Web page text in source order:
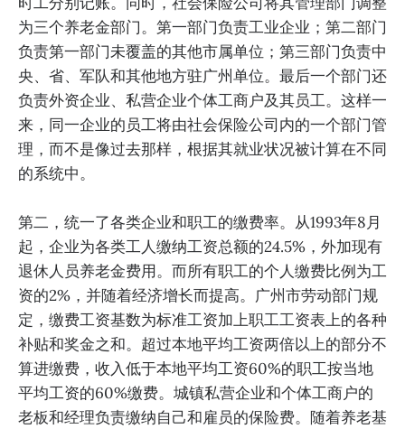
为三个养老金部门。第一部门负责工业企业；第二部门
负责第一部门未覆盖的其他市属单位；第三部门负责中
央、省、军队和其他地方驻广州单位。最后一个部门还
负责外资企业、私营企业个体工商户及其员工。这样一
来，同一企业的员工将由社会保险公司内的一个部门管
理，而不是像过去那样，根据其就业状况被计算在不同
的系统中。
第二，统一了各类企业和职工的缴费率。从1993年8月
起，企业为各类工人缴纳工资总额的24.5%，外加现有
退休人员养老金费用。而所有职工的个人缴费比例为工
资的2%，并随着经济增长而提高。广州市劳动部门规
定，缴费工资基数为标准工资加上职工工资表上的各种
补贴和奖金之和。超过本地平均工资两倍以上的部分不
算进缴费，收入低于本地平均工资60%的职工按当地
平均工资的60%缴费。城镇私营企业和个体工商户的
老板和经理负责缴纳自己和雇员的保险费。随着养老基